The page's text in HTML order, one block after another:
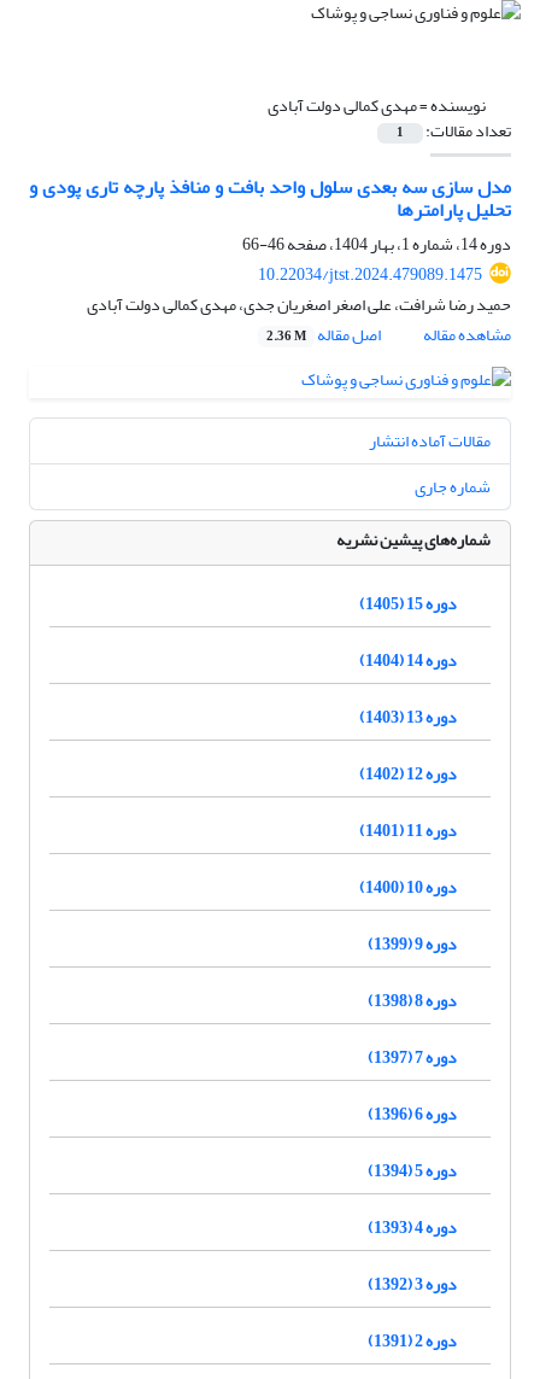
نویسنده =مهدی کمالی دولت آبادی
تعداد مقالات: 1
مدل سازی سه بعدی سلول واحد بافت و منافذ پارچه تاری پودی و
تحلیل پارامترها
دوره 14، شماره 1، بهار 1404، صفحه
46-66
10.22034/jtst.2024.479089.1475
حمید رضا شرافت، علی اصغر اصغریان جدی، مهدی کمالی دولت آبادی
مشاهده مقاله
اصل مقاله 2.36 M
مقالات آماده انتشار
شماره جاری
شماره‌های پیشین نشریه
دوره 15 (1405)
دوره 14 (1404)
دوره 13 (1403)
دوره 12 (1402)
دوره 11 (1401)
دوره 10 (1400)
دوره 9 (1399)
دوره 8 (1398)
دوره 7 (1397)
دوره 6 (1396)
دوره 5 (1394)
دوره 4 (1393)
دوره 3 (1392)
دوره 2 (1391)